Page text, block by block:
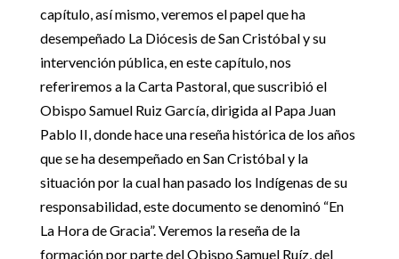
capítulo, así mismo, veremos el papel que ha
desempeñado La Diócesis de San Cristóbal y su
intervención pública, en este capítulo, nos
referiremos a la Carta Pastoral, que suscribió el
Obispo Samuel Ruiz García, dirigida al Papa Juan
Pablo II, donde hace una reseña histórica de los años
que se ha desempeñado en San Cristóbal y la
situación por la cual han pasado los Indígenas de su
responsabilidad, este documento se denominó “En
La Hora de Gracia”. Veremos la reseña de la
formación por parte del Obispo Samuel Ruíz, del